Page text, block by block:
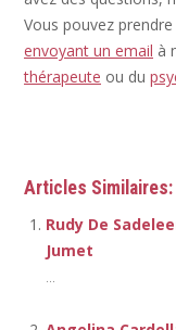
Vous pouvez
envoyant un email à
thérapeute ou du
Articles Similaires:
Rudy De
Jumet
...